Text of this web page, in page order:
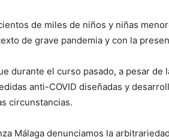
de miles de niños y niñas
de grave pandemia y con la
durante el curso pasado, a pesar
anti-COVID diseñadas y
circunstancias.
Málaga denunciamos la